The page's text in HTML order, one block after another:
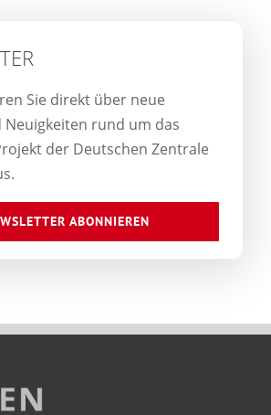
Sie direkt über neue
Neuigkeiten rund um das
der Deutschen Zentrale
ABONNIEREN